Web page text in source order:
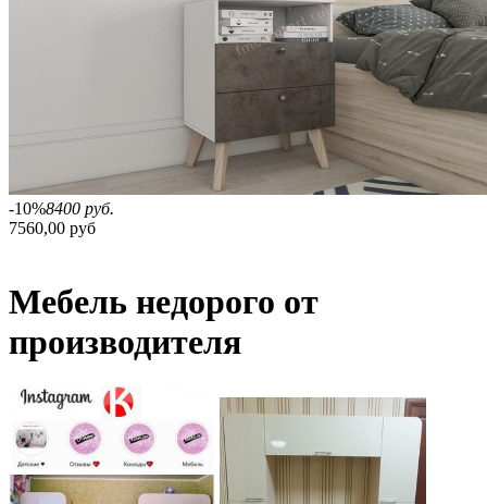
-10%8400 руб.
7560,00 руб
Мебель недорого от
производителя